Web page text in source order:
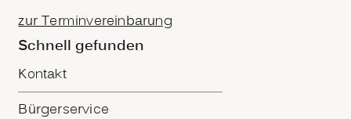
zur Terminvereinbarung
Schnell gefunden
Kontakt
Bürgerservice